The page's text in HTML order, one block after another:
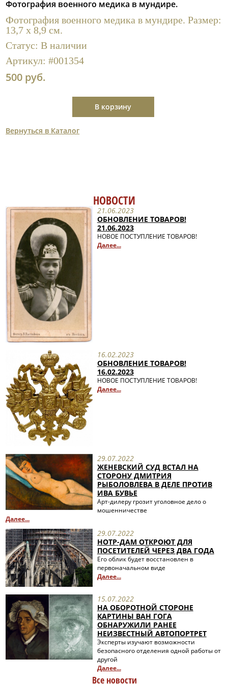
Полезные ссылки
Фотография военного медика в мундире.
Фотография военного медика в мундире. Размер:
13,7 х 8,9 см.
Статус:В наличии
Артикул:#001354
500 руб.
В корзину
Вернуться в Каталог
НОВОСТИ
21.06.2023
ОБНОВЛЕНИЕ ТОВАРОВ!
21.06.2023
НОВОЕ ПОСТУПЛЕНИЕ ТОВАРОВ!
Далее...
16.02.2023
ОБНОВЛЕНИЕ ТОВАРОВ!
16.02.2023
НОВОЕ ПОСТУПЛЕНИЕ ТОВАРОВ!
Далее...
29.07.2022
ЖЕНЕВСКИЙ СУД ВСТАЛ НА
СТОРОНУ ДМИТРИЯ
РЫБОЛОВЛЕВА В ДЕЛЕ ПРОТИВ
ИВА БУВЬЕ
Арт-дилеру грозит уголовное дело о
мошенничестве
Далее...
29.07.2022
НОТР-ДАМ ОТКРОЮТ ДЛЯ
ПОСЕТИТЕЛЕЙ ЧЕРЕЗ ДВА ГОДА
Его облик будет восстановлен в
первоначальном виде
Далее...
15.07.2022
НА ОБОРОТНОЙ СТОРОНЕ
КАРТИНЫ ВАН ГОГА
ОБНАРУЖИЛИ РАНЕЕ
НЕИЗВЕСТНЫЙ АВТОПОРТРЕТ
Эксперты изучают возможности
безопасного отделения одной работы от
другой
Далее...
Все новости